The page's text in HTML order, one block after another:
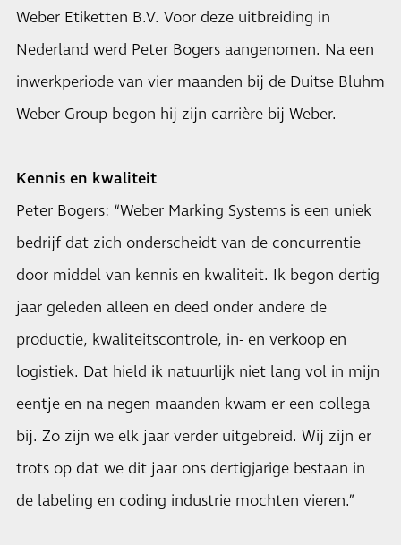
Weber Etiketten B.V. Voor deze uitbreiding in
Nederland werd Peter Bogers aangenomen. Na een
inwerkperiode van vier maanden bij de Duitse Bluhm
Weber Group begon hij zijn carrière bij Weber.
Kennis en kwaliteit
Peter Bogers: “Weber Marking Systems is een uniek
bedrijf dat zich onderscheidt van de concurrentie
door middel van kennis en kwaliteit. Ik begon dertig
jaar geleden alleen en deed onder andere de
productie, kwaliteitscontrole, in- en verkoop en
logistiek. Dat hield ik natuurlijk niet lang vol in mijn
eentje en na negen maanden kwam er een collega
bij. Zo zijn we elk jaar verder uitgebreid. Wij zijn er
trots op dat we dit jaar ons dertigjarige bestaan in
de labeling en coding industrie mochten vieren.”